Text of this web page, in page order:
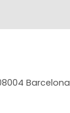
Barcelona